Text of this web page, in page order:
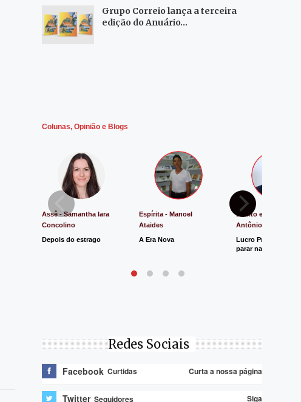
Grupo Correio lança a terceira
edição do Anuário…
Colunas, Opinião e Blogs
Assê - Samantha Iara
Concolino
Depois do estrago
Espírita - Manoel
Ataides
A Era Nova
Direito e Justiça -
Antônio de Souza
Lucro Presumido
parar na Justiça
Redes Sociais
Facebook Curtidas Curta a nossa página
Twitter Seguidores Siga